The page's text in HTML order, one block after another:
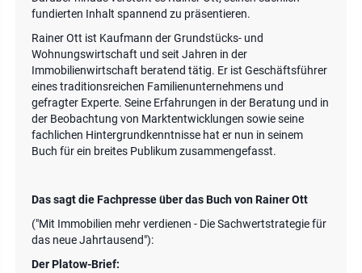
fundierten Inhalt spannend zu präsentieren.
Rainer Ott ist Kaufmann der Grundstücks- und
Wohnungswirtschaft und seit Jahren in der
Immobilienwirtschaft beratend tätig. Er ist Geschäftsführer
eines traditionsreichen Familienunternehmens und
gefragter Experte. Seine Erfahrungen in der Beratung und in
der Beobachtung von Marktentwicklungen sowie seine
fachlichen Hintergrundkenntnisse hat er nun in seinem
Buch für ein breites Publikum zusammengefasst.
Das sagt die Fachpresse über das Buch von Rainer Ott
("Mit Immobilien mehr verdienen - Die Sachwertstrategie für
das neue Jahrtausend"):
Der Platow-Brief: